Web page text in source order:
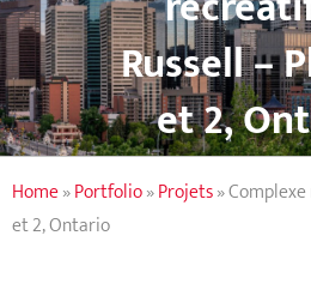
Russell –
et 2,
Home»Portfolio»Projets»Complexe
et 2, Ontario